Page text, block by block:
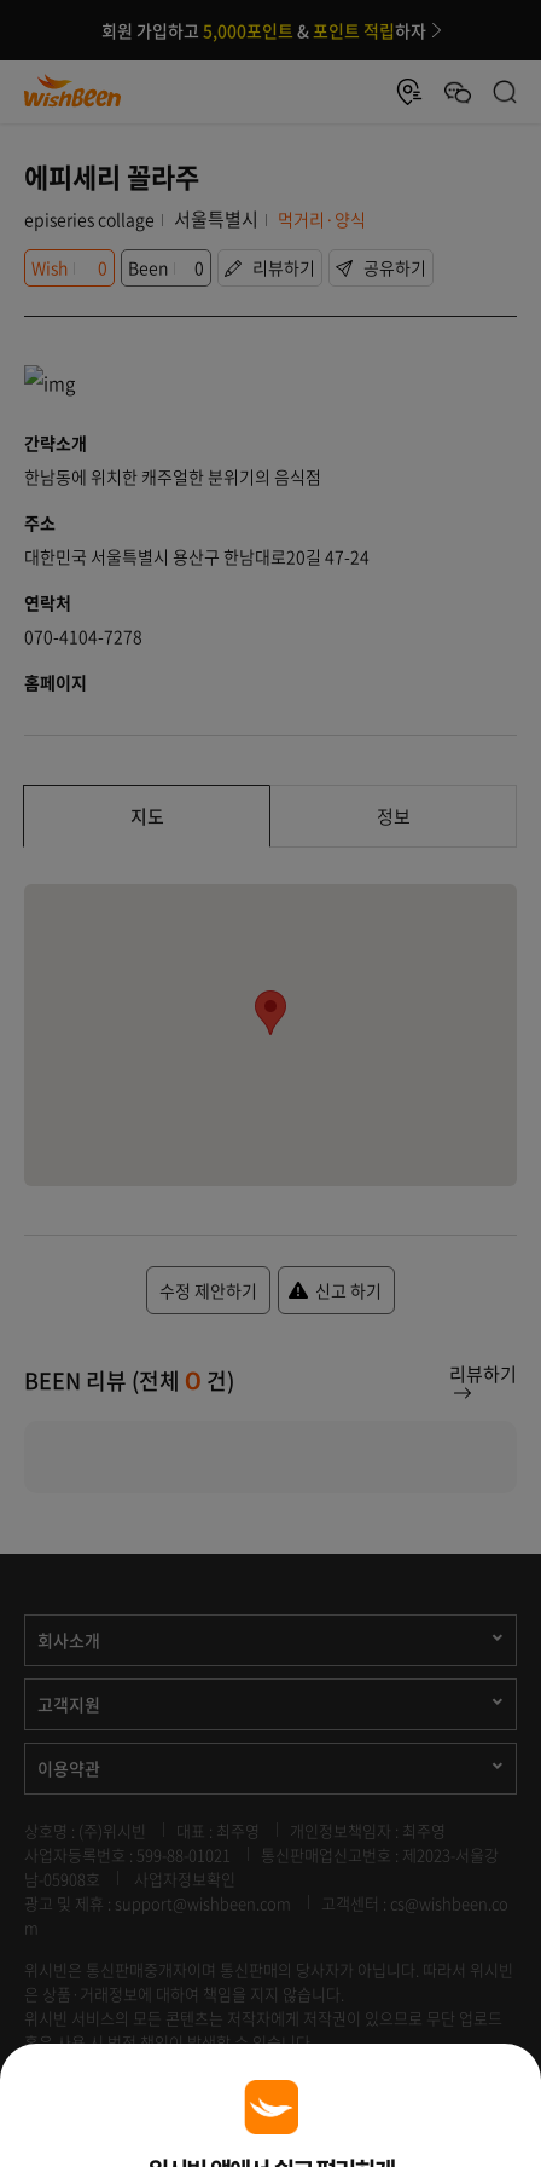
회원 가입하고 5,000포인트 &포인트 적립하자
에피세리 꼴라주
episeries collage 서울특별시
먹거리·양식
Wish
0 Been 0 리뷰하기 공유하기
간략소개
한남동에 위치한 캐주얼한 분위기의 음식점
주소
대한민국 서울특별시 용산구 한남대로20길 47-24
연락처
070-4104-7278
홈페이지
지도 정보
수정 제안하기 신고 하기
BEEN 리뷰 (전체 0 건) 리뷰하기
회사소개
고객지원
이용약관
상호명 : (주)위시빈 대표 : 최주영
개인정보책임자 : 최주영
사업자등록번호 : 599-88-01021
통신판매업신고번호 : 제2023-서울강
남-05908호
사업자정보확인
광고 및 제휴 : support@wishbeen.com
고객센터 : cs@wishbeen.co
m
위시빈은 통신판매중개자이며 통신판매의 당사자가 아닙니다. 따라서 위시빈
은 상품·거래정보에 대하여 책임을 지지 않습니다.
위시빈 서비스의 모든 콘텐츠는 저작자에게 저작권이 있으므로 무단 업로드
혹은 사용 시 법적 책임이 발생할 수 있습니다.